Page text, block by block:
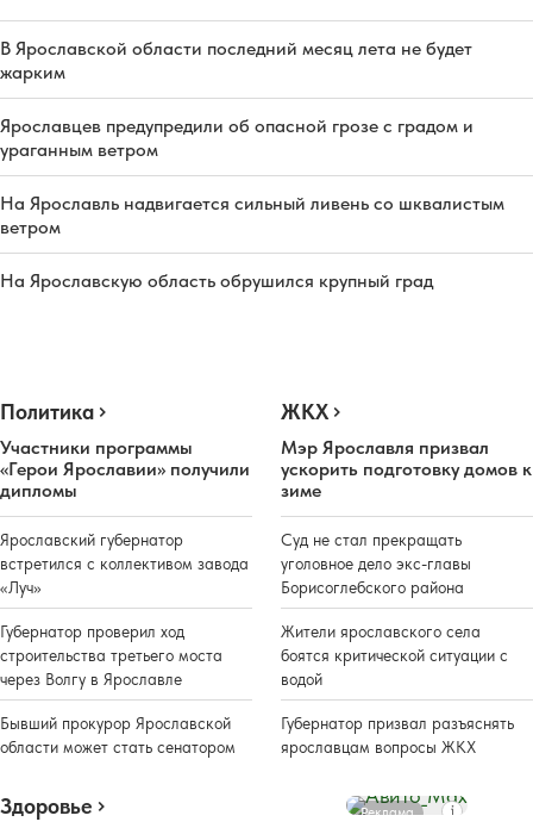
В Ярославской области последний месяц лета не будет
жарким
Ярославцев предупредили об опасной грозе с градом и
ураганным ветром
На Ярославль надвигается сильный ливень со шквалистым
ветром
На Ярославскую область обрушился крупный град
Политика
Участники программы
«Герои Ярославии» получили
дипломы
Ярославский губернатор
встретился с коллективом завода
«Луч»
Губернатор проверил ход
строительства третьего моста
через Волгу в Ярославле
Бывший прокурор Ярославской
области может стать сенатором
ЖКХ
Мэр Ярославля призвал
ускорить подготовку домов к
зиме
Суд не стал прекращать
уголовное дело экс-главы
Борисоглебского района
Жители ярославского села
боятся критической ситуации с
водой
Губернатор призвал разъяснять
ярославцам вопросы ЖКХ
Здоровье Реклама